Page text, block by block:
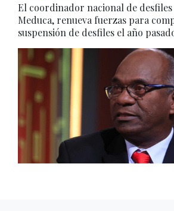
El coordinador nacional de
Meduca, renueva fuerzas para
suspensión de desfiles el año